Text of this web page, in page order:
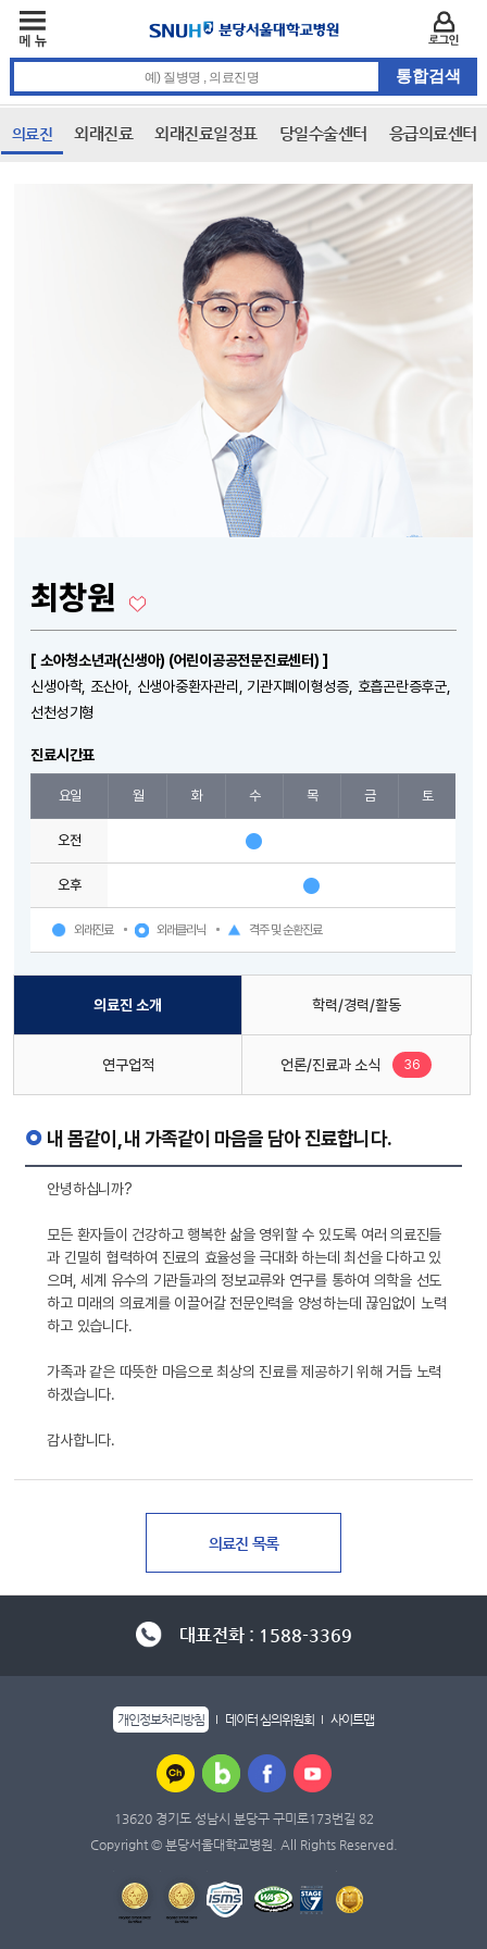
의료진 외래진료 외래진료일정표 당일수술센터 응급의료센터
최창원
[ 소아청소년과(신생아) (어린이공공전문진료센터) ]
신생아학, 조산아, 신생아중환자관리, 기관지폐이형성증, 호흡곤란증후군,
선천성기형
진료시간표
요일 월 화 수 목 금 토
오전
오후
외래진료 외래클리닉 격주 및 순환진료
의료진 소개 학력/경력/활동
연구업적 언론/진료과 소식 36
내 몸같이, 내 가족같이 마음을 담아 진료합니다.
안녕하십니까?
모든 환자들이 건강하고 행복한 삶을 영위할 수 있도록 여러 의료진들
과 긴밀히 협력하여 진료의 효율성을 극대화 하는데 최선을 다하고 있
으며, 세계 유수의 기관들과의 정보교류와 연구를 통하여 의학을 선도
하고 미래의 의료계를 이끌어갈 전문인력을 양성하는데 끊임없이 노력
하고 있습니다.
가족과 같은 따뜻한 마음으로 최상의 진료를 제공하기 위해 거듭 노력
하겠습니다.
감사합니다.
대표전화 : 1588-3369
개인정보처리방침 데이터 심의위원회 사이트맵
13620 경기도 성남시 분당구 구미로173번길 82
Copyright © 분당서울대학교병원. All Rights Reserved.